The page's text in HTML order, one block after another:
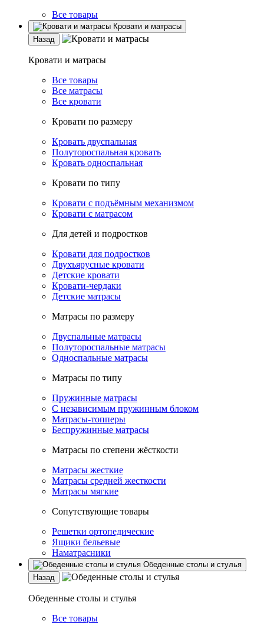
Все товары
Кровати и матрасы
Назад
Кровати и матрасы
Все товары
Все матрасы
Все кровати
Кровати по размеру
Кровать двуспальная
Полутороспальная кровать
Кровать односпальная
Кровати по типу
Кровати с подъёмным механизмом
Кровати с матрасом
Для детей и подростков
Кровати для подростков
Двухъярусные кровати
Детские кровати
Кровати-чердаки
Детские матрасы
Матрасы по размеру
Двуспальные матрасы
Полутороспальные матрасы
Односпальные матрасы
Матрасы по типу
Пружинные матрасы
С независимым пружинным блоком
Матрасы-топперы
Беспружинные матрасы
Матрасы по степени жёсткости
Матрасы жесткие
Матрасы средней жесткости
Матрасы мягкие
Сопутствующие товары
Решетки ортопедические
Ящики бельевые
Наматрасники
Обеденные столы и стулья
Назад
Обеденные столы и стулья
Все товары